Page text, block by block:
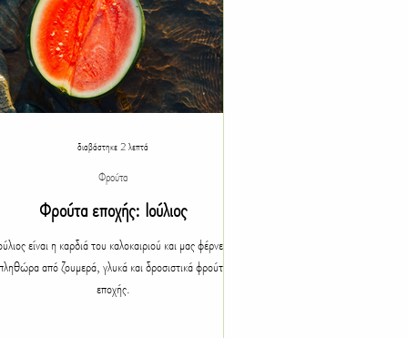
Φρούτα εποχής: Ιούλιος
είναι η καρδιά του καλοκαιριού και μας φέρνει μια
από ζουμερά, γλυκά και δροσιστικά φρούτα
εποχής.
Φρούτα
διαβάστηκε 2 λεπτά